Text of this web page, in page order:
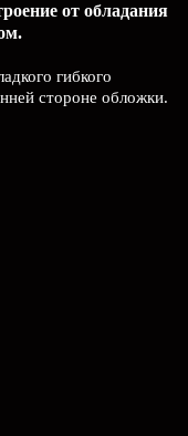
от обладания
гибкого
стороне обложки.